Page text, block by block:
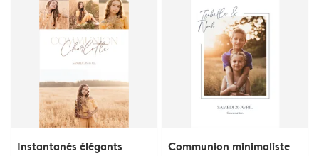
Instantanés élégants Communion minimaliste